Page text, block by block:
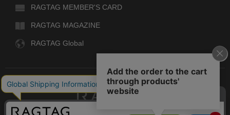
RAGTAG MEMBER'S CARD
RAGTAG MAGAZINE
RAGTAG Global
デザイナーズブランドのユーズド・セレクトショップ